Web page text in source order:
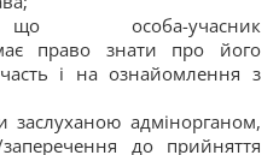
особа-учасник
право знати про його
і на ознайомлення з
заслуханою адмінорганом,
до прийняття